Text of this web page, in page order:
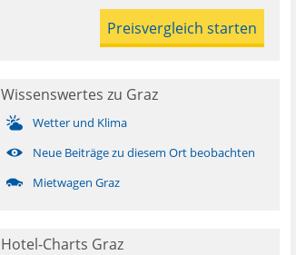
Wissenswertes zu Graz
Wetter und Klima
Neue Beiträge zu diesem Ort beobachten
Mietwagen Graz
Hotel-Charts Graz